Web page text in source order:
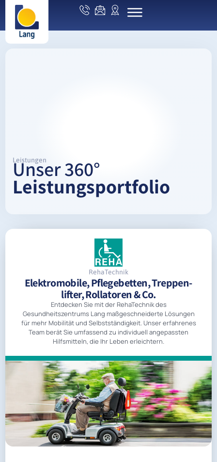
Leistungen
Unser 360°
Leistungsportfolio
RehaTechnik
Elektromobile, Pflegebetten, Treppen­
lifter, Rollatoren & Co.
Entdecken Sie mit der RehaTechnik des
Gesundheitszentrums Lang maßgeschneiderte Lösungen
für mehr Mobilität und Selbstständigkeit. Unser erfahrenes
Team berät Sie umfassend zu individuell angepassten
Hilfsmitteln, die Ihr Leben erleichtern.